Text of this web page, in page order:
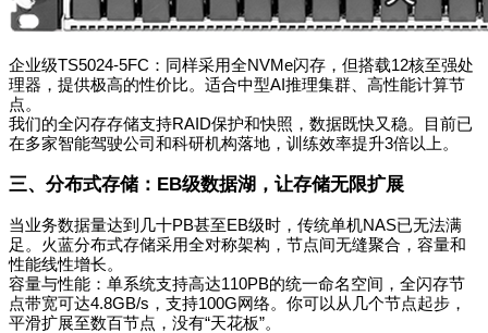
企业级TS5024-5FC：同样采用全NVMe闪存，但搭载12核至强处
理器，提供极高的性价比。适合中型AI推理集群、高性能计算节
点。
我们的全闪存存储支持RAID保护和快照，数据既快又稳。目前已
在多家智能驾驶公司和科研机构落地，训练效率提升3倍以上。
三、分布式存储：EB级数据湖，让存储无限扩展
当业务数据量达到几十PB甚至EB级时，传统单机NAS已无法满
足。火蓝分布式存储采用全对称架构，节点间无缝聚合，容量和
性能线性增长。
容量与性能：单系统支持高达110PB的统一命名空间，全闪存节
点带宽可达4.8GB/s，支持100G网络。你可以从几个节点起步，
平滑扩展至数百节点，没有“天花板”。